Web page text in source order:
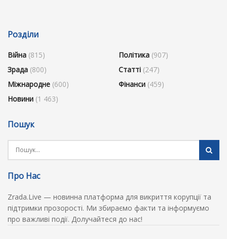
Розділи
Війна (815)
Зрада (800)
Міжнародне (600)
Новини (1 463)
Політика (907)
Статті (247)
Фінанси (459)
Пошук
Про Нас
Zrada.Live — новинна платформа для викриття корупції та
підтримки прозорості. Ми збираємо факти та інформуємо
про важливі події. Долучайтеся до нас!